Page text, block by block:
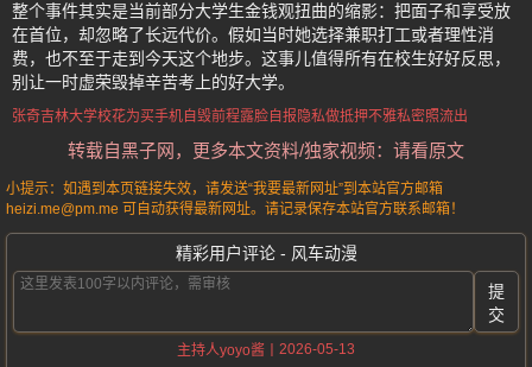
整个事件其实是当前部分大学生金钱观扭曲的缩影：把面子和享受放
在首位，却忽略了长远代价。假如当时她选择兼职打工或者理性消
费，也不至于走到今天这个地步。这事儿值得所有在校生好好反思，
别让一时虚荣毁掉辛苦考上的好大学。
张奇吉林大学校花为买手机自毁前程露脸自报隐私做抵押不雅私密照流出
转载自黑子网，更多本文资料/独家视频：请看原文
小提示：如遇到本页链接失效，请发送“我要最新网址”到本站官方邮箱
heizi.me@pm.me 可自动获得最新网址。请记录保存本站官方联系邮箱！
精彩用户评论 - 风车动漫
提
交
主持人yoyo酱
2026-05-13